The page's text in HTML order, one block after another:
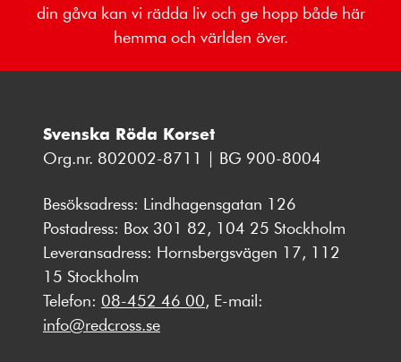
din gåva kan vi rädda liv och ge hopp både här
hemma och världen över.
Svenska Röda Korset
Org.nr. 802002-8711 | BG 900-8004
Besöksadress: Lindhagensgatan 126
Postadress: Box 301 82, 104 25 Stockholm
Leveransadress: Hornsbergsvägen 17, 112
15 Stockholm
Telefon: 08-452 46 00, E-mail:
info@redcross.se